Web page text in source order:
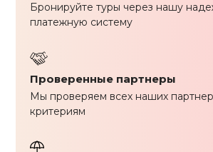
Бронируйте туры через нашу
платежную систему
Проверенные партнеры
Мы проверяем всех наших
критериям